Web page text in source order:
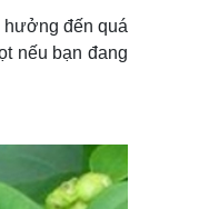
hưởng đến quá
nếu bạn đang